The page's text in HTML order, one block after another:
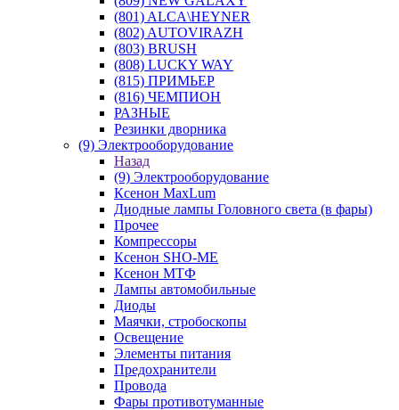
(801) ALCA\HEYNER
(802) AUTOVIRAZH
(803) BRUSH
(808) LUCKY WAY
(815) ПРИМЬЕР
(816) ЧЕМПИОН
РАЗНЫЕ
Резинки дворника
(9) Электрооборудование
Назад
(9) Электрооборудование
Ксенон MaxLum
Диодные лампы Головного света (в фары)
Прочее
Компрессоры
Ксенон SHO-ME
Ксенон МТФ
Лампы автомобильные
Диоды
Маячки, стробоскопы
Освещение
Элементы питания
Предохранители
Провода
Фары противотуманные